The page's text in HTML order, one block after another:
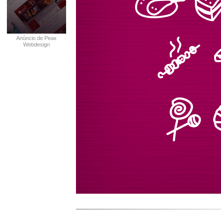
Anúncio de Peax
Webdesign